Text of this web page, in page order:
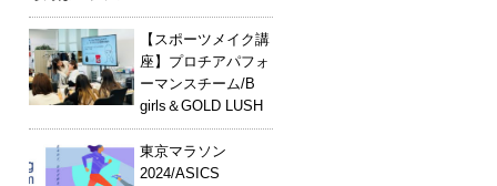
【スポーツメイク講
座】プロチアパフォ
ーマンスチーム/B
girls＆GOLD LUSH
東京マラソン
2024/ASICS